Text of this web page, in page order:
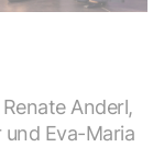
Anderl,
Eva-Maria